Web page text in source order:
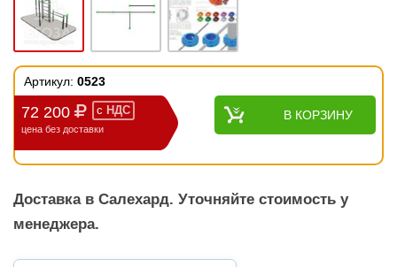
Артикул: 0523
72 200 с НДС
цена без доставки
В КОРЗИНУ
Доставка в Салехард. Уточняйте стоимость у
менеджера.